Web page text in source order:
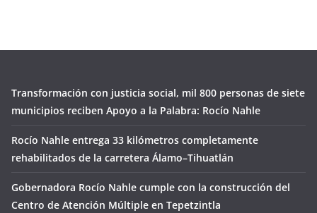
Transformación con justicia social, mil 800 personas de siete
municipios reciben Apoyo a la Palabra: Rocío Nahle
Rocío Nahle entrega 33 kilómetros completamente
rehabilitados de la carretera Álamo–Tihuatlán
Gobernadora Rocío Nahle cumple con la construcción del
Centro de Atención Múltiple en Tepetzintla